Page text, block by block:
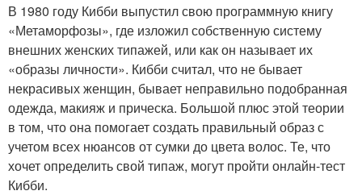
В 1980 году Кибби выпустил свою программную книгу
«Метаморфозы», где изложил собственную систему
внешних женских типажей, или как он называет их
«образы личности». Кибби считал, что не бывает
некрасивых женщин, бывает неправильно подобранная
одежда, макияж и прическа. Большой плюс этой теории
в том, что она помогает создать правильный образ с
учетом всех нюансов от сумки до цвета волос. Те, что
хочет определить свой типаж, могут пройти онлайн-тест
Кибби.